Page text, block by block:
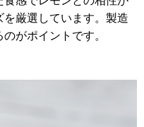
厳選しています。 製造
がポイントです。